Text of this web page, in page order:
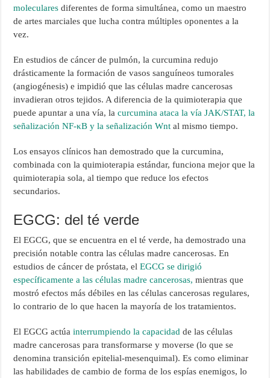
molecularesdiferentes de forma simultánea, como un maestro
de artes marciales que lucha contra múltiples oponentes a la
vez.
En estudios de cáncer de pulmón, la curcumina redujo
drásticamente la formación de vasos sanguíneos tumorales
(angiogénesis) e impidió que las células madre cancerosas
invadieran otros tejidos. A diferencia de la quimioterapia que
puede apuntar a una vía, lacurcumina ataca la vía JAK/STAT, la
señalización NF-κB y la señalización Wnt al mismo tiempo.
Los ensayos clínicos han demostrado que la curcumina,
combinada con la quimioterapia estándar, funciona mejor que la
quimioterapia sola, al tiempo que reduce los efectos
secundarios.
EGCG: del té verde
El EGCG, que se encuentra en el té verde, ha demostrado una
precisión notable contra las células madre cancerosas. En
estudios de cáncer de próstata, elEGCG se dirigió
específicamente a las células madre cancerosas, mientras que
mostró efectos más débiles en las células cancerosas regulares,
lo contrario de lo que hacen la mayoría de los tratamientos.
El EGCG actúainterrumpiendo la capacidad de las células
madre cancerosas para transformarse y moverse (lo que se
denomina transición epitelial-mesenquimal). Es como eliminar
las habilidades de cambio de forma de los espías enemigos, lo